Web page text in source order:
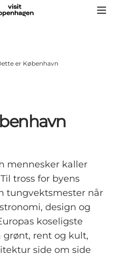
er København
mennesker kaller
tross for byens
tungvektsmester når
design og
koseligste
grønt, rent og kult,
side om side